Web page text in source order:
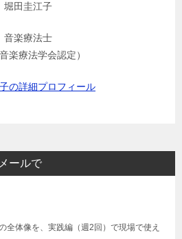
堀田圭江子
音楽療法士
楽療法学会認定）
の詳細プロフィール
ールで
全体像を、実践編（週2回）で現場で使え